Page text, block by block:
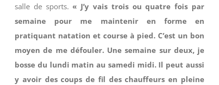
salle de sports.« J’y vais trois ou quatre fois par
semaine pour me maintenir en forme en
pratiquant natation et course à pied. C’est un bon
moyen de me défouler. Une semaine sur deux, je
bosse du lundi matin au samedi midi. Il peut aussi
y avoir des coups de fil des chauffeurs en pleine